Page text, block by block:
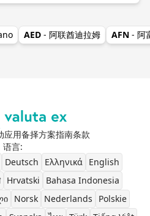
AED - 阿联酋迪拉姆 AFN - 阿
应用备择方案指南条款
语言:
Deutsch Ελληνικά
English
Hrvatski
Bahasa Indonesia
Norsk Nederlands
Polskie